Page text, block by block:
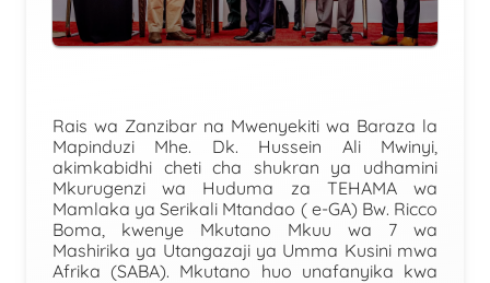
Rais wa Zanzibar na Mwenyekiti wa Baraza la
Mapinduzi Mhe. Dk. Hussein Ali Mwinyi,
akimkabidhi cheti cha shukran ya udhamini
Mkurugenzi wa Huduma za TEHAMA wa
Mamlaka ya Serikali Mtandao ( e-GA) Bw. Ricco
Boma, kwenye Mkutano Mkuu wa 7 wa
Mashirika ya Utangazaji ya Umma Kusini mwa
Afrika (SABA). Mkutano huo unafanyika kwa